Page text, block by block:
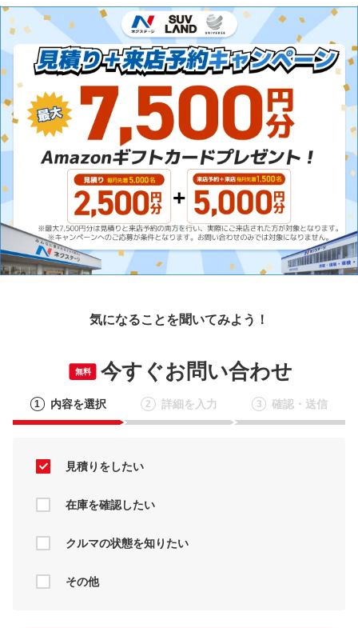
気になることを聞いてみよう！
無料 今すぐお問い合わせ
1 内容を選択 2 詳細を入力 3 確認・送信
見積りをしたい
在庫を確認したい
クルマの状態を知りたい
その他